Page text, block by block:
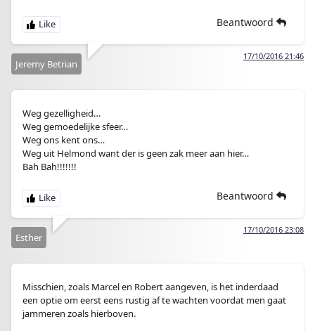
Beantwoord
17/10/2016 21:46
Jeremy Betrian
Weg gezelligheid…
Weg gemoedelijke sfeer…
Weg ons kent ons…
Weg uit Helmond want der is geen zak meer aan hier…
Bah Bah!!!!!!!
Beantwoord
17/10/2016 23:08
Esther
Misschien, zoals Marcel en Robert aangeven, is het inderdaad
een optie om eerst eens rustig af te wachten voordat men gaat
jammeren zoals hierboven.